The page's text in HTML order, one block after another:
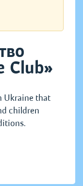
Club»
Ukraine that
children